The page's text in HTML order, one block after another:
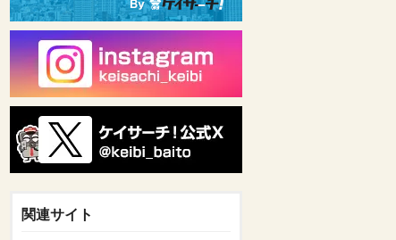
関連サイト